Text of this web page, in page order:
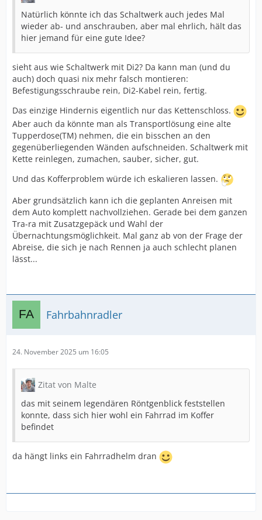
Natürlich könnte ich das Schaltwerk auch jedes Mal
wieder ab- und anschrauben, aber mal ehrlich, hält das
hier jemand für eine gute Idee?
sieht aus wie Schaltwerk mit Di2? Da kann man (und du
auch) doch quasi nix mehr falsch montieren:
Befestigungsschraube rein, Di2-Kabel rein, fertig.
Das einzige Hindernis eigentlich nur das Kettenschloss.
Aber auch da könnte man als Transportlösung eine alte
Tupperdose(TM) nehmen, die ein bisschen an den
gegenüberliegenden Wänden aufschneiden. Schaltwerk mit
Kette reinlegen, zumachen, sauber, sicher, gut.
Und das Kofferproblem würde ich eskalieren lassen.
Aber grundsätzlich kann ich die geplanten Anreisen mit
dem Auto komplett nachvollziehen. Gerade bei dem ganzen
Tra-ra mit Zusatzgepäck und Wahl der
Übernachtungsmöglichkeit. Mal ganz ab von der Frage der
Abreise, die sich je nach Rennen ja auch schlecht planen
lässt...
Fahrbahnradler
24. November 2025 um 16:05
Zitat von Malte
das mit seinem legendären Röntgenblick feststellen
konnte, dass sich hier wohl ein Fahrrad im Koffer
befindet
da hängt links ein Fahrradhelm dran